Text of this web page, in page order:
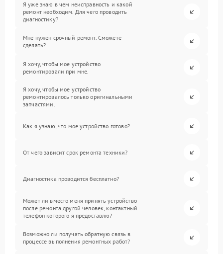
Я уже знаю в чем неисправность и какой
ремонт необходим. Для чего проводить
диагностику?
Мне нужен срочный ремонт. Сможете
сделать?
Я хочу, чтобы мое устройство
ремонтировали при мне.
Я хочу, чтобы мое устройство
ремонтировалось только оригинальными
запчастями.
Как я узнаю, что мое устройство готово?
От чего зависит срок ремонта техники?
Диагностика проводится бесплатно?
Может ли вместо меня принять устройство
после ремонта другой человек, контактный
телефон которого я предоставлю?
Возможно ли получать обратную связь в
процессе выполнения ремонтных работ?